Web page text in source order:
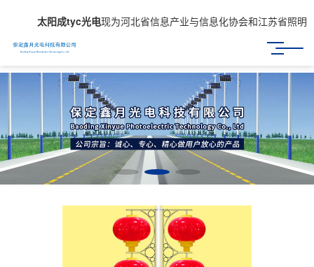
太阳成tyc光电现为河北省信息产业与信息化协会和江苏省照明商